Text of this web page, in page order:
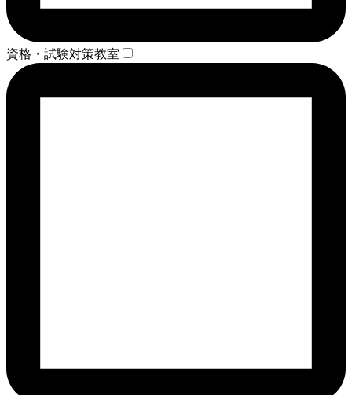
資格・試験対策教室